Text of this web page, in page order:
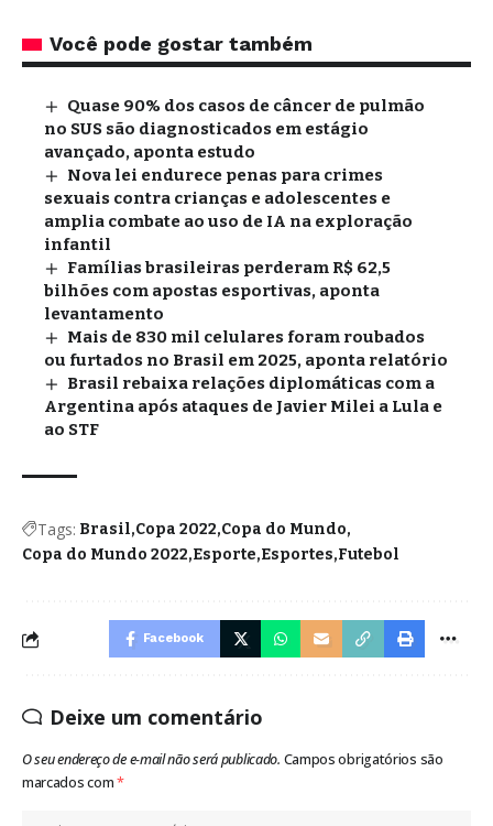
Você pode gostar também
Quase 90% dos casos de câncer de pulmão
no SUS são diagnosticados em estágio
avançado, aponta estudo
Nova lei endurece penas para crimes
sexuais contra crianças e adolescentes e
amplia combate ao uso de IA na exploração
infantil
Famílias brasileiras perderam R$ 62,5
bilhões com apostas esportivas, aponta
levantamento
Mais de 830 mil celulares foram roubados
ou furtados no Brasil em 2025, aponta relatório
Brasil rebaixa relações diplomáticas com a
Argentina após ataques de Javier Milei a Lula e
ao STF
Tags: Brasil Copa 2022 Copa do Mundo
Copa do Mundo 2022 Esporte Esportes Futebol
Facebook
Deixe um comentário
O seu endereço de e-mail não será publicado. Campos obrigatórios são
marcados com*